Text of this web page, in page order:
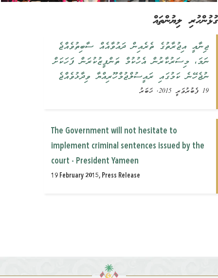
ލިޔުންތައް
‏ޖިނާއީ އިޖުރާތުގެ ތެރެއިން ދައުވާއެއް ސާބިތުވެއްޖެ
ނަމަ، ‏‏މިސަރުކާރުން ‏‏އެހުކުމް ތަންފީޒުކުރަން ފަހަކަށް
ނުޖެހޭނެ ކަމުގައި ރައީސުލްޖުމްހޫރިއްޔާ ‏‏ވިދާޅުވެއްޖެ‏
The Government will not hesitate to
implement criminal ‎sentences issued by the
court - President Yameen
19 February 2015, Press Release